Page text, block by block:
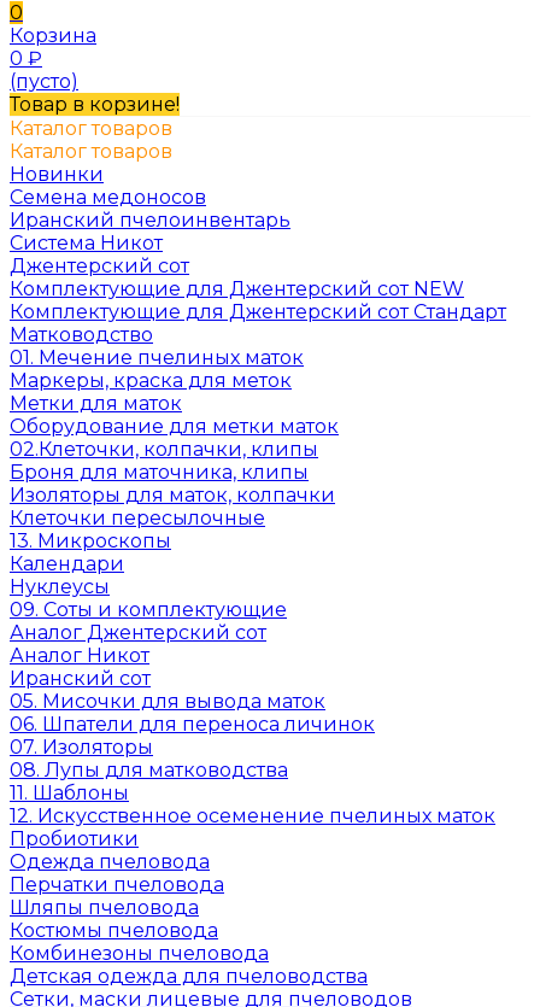
0
Корзина
0 ₽
(пусто)
Товар в корзине!
Каталог товаров
Каталог товаров
Новинки
Семена медоносов
Иранский пчелоинвентарь
Система Никот
Джентерский сот
Комплектующие для Джентерский сот NEW
Комплектующие для Джентерский сот Стандарт
Матководство
01. Мечение пчелиных маток
Маркеры, краска для меток
Метки для маток
Оборудование для метки маток
02.Клеточки, колпачки, клипы
Броня для маточника, клипы
Изоляторы для маток, колпачки
Клеточки пересылочные
13. Микроскопы
Календари
Нуклеусы
09. Соты и комплектующие
Аналог Джентерский сот
Аналог Никот
Иранский сот
05. Мисочки для вывода маток
06. Шпатели для переноса личинок
07. Изоляторы
08. Лупы для матководства
11. Шаблоны
12. Искусственное осеменение пчелиных маток
Пробиотики
Одежда пчеловода
Перчатки пчеловода
Шляпы пчеловода
Костюмы пчеловода
Комбинезоны пчеловода
Детская одежда для пчеловодства
Сетки, маски лицевые для пчеловодов